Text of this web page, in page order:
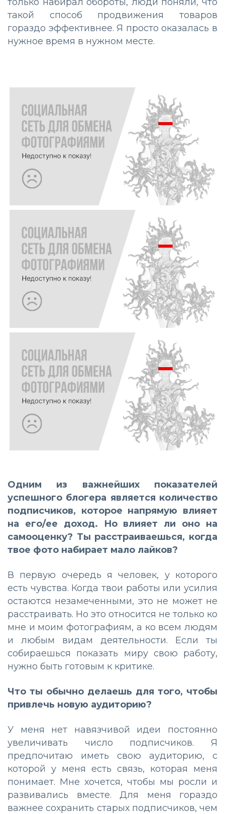
такой способ продвижения товаров
гораздо эффективнее. Я просто оказалась в
нужное время в нужном месте.
Одним из важнейших показателей
успешного блогера является количество
подписчиков, которое напрямую влияет
на его/ее доход. Но влияет ли оно на
самооценку? Ты расстраиваешься, когда
твое фото набирает мало лайков?
В первую очередь я человек, у которого
есть чувства. Когда твои работы или усилия
остаются незамеченными, это не может не
расстраивать. Но это относится не только ко
мне и моим фотографиям, а ко всем людям
и любым видам деятельности. Если ты
собираешься показать миру свою работу,
нужно быть готовым к критике.
Что ты обычно делаешь для того, чтобы
привлечь новую аудиторию?
У меня нет навязчивой идеи постоянно
увеличивать число подписчиков. Я
предпочитаю иметь свою аудиторию, с
которой у меня есть связь, которая меня
понимает. Мне хочется, чтобы мы росли и
развивались вместе. Для меня гораздо
важнее сохранить старых подписчиков, чем